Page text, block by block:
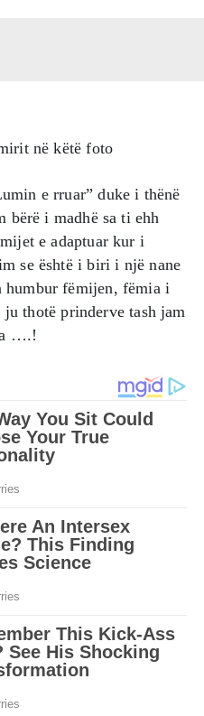
në këtë foto
e rruar” duke i thënë
bërë i madhë sa ti ehh
e adaptuar kur i
se është i biri i një nane
humbur fëmijen, fëmia i
thotë prinderve tash jam
….!